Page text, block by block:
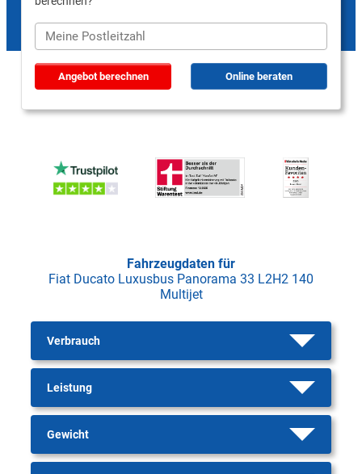
Angebot berechnen Online beraten
Fahrzeugdaten für
Fiat Ducato Luxusbus Panorama 33 L2H2 140
Multijet
Verbrauch
Leistung
Gewicht